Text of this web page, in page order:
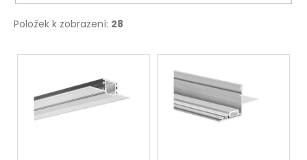
Položek k zobrazení: 28
V
m
e